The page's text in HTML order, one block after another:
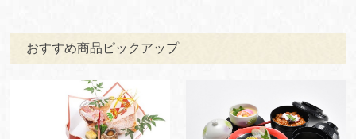
おすすめ商品ピックアップ